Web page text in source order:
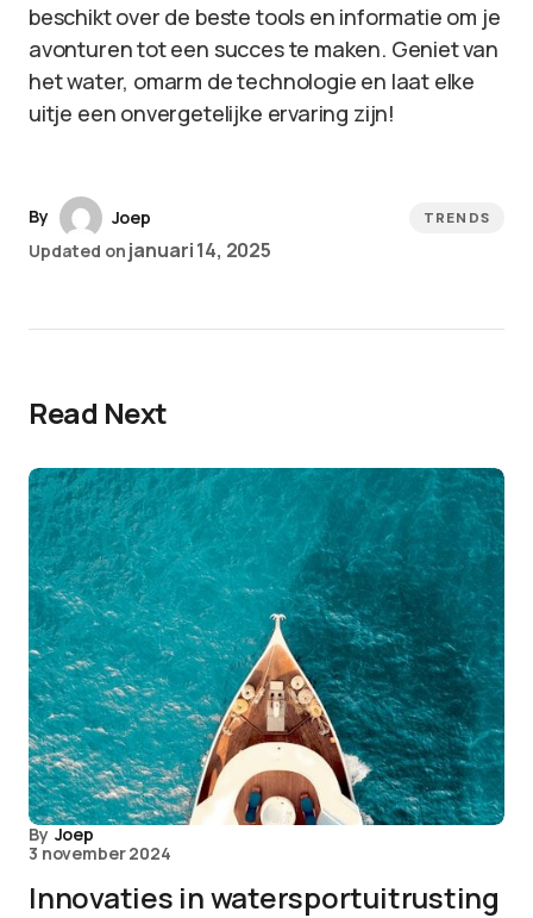
beschikt over de beste tools en informatie om je
avonturen tot een succes te maken. Geniet van
het water, omarm de technologie en laat elke
uitje een onvergetelijke ervaring zijn!
By
Joep
Updated on januari 14, 2025
TRENDS
Read Next
By Joep
3 november 2024
Innovaties in watersportuitrusting